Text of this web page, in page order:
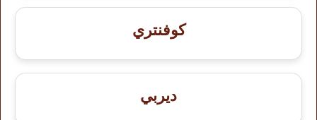
كوفنتري
ديربي